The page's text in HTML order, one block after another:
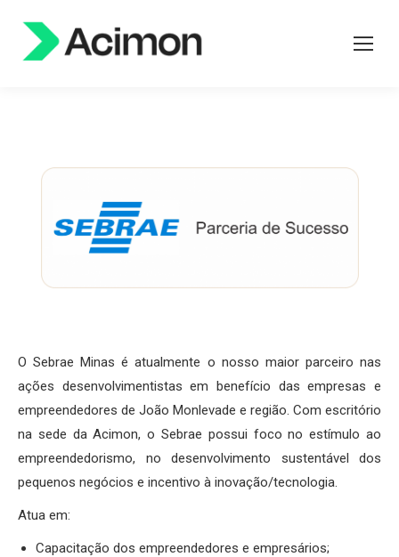
O Sebrae Minas é atualmente o nosso maior parceiro nas
ações desenvolvimentistas em benefício das empresas e
empreendedores de João Monlevade e região. Com escritório
na sede da Acimon, o Sebrae possui foco no estímulo ao
empreendedorismo, no desenvolvimento sustentável dos
pequenos negócios e incentivo à inovação/tecnologia.
Atua em:
Capacitação dos empreendedores e empresários;